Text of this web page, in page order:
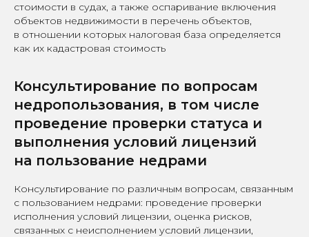
стоимости в судах, а также оспаривание включения
объектов недвижимости в перечень объектов,
в отношении которых налоговая база определяется
как их кадастровая стоимость
Консультирование по вопросам
недропользования, в том числе
проведение проверки статуса и
выполнения условий лицензий
на пользование недрами
Консультирование по различным вопросам, связанным
с пользованием недрами: проведение проверки
исполнения условий лицензии, оценка рисков,
связанных с неисполнением условий лицензии,